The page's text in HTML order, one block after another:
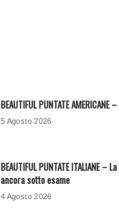
BEAUTIFUL PUNTATE
5 Agosto 2026
BEAUTIFUL PUNTATE ITALIANE
ancora sotto esame
4 Agosto 2026